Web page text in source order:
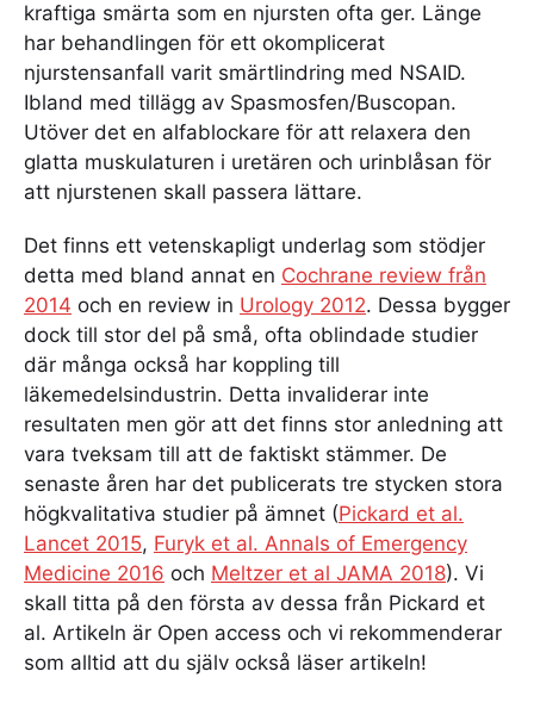
kraftiga smärta som en njursten ofta ger. Länge
har behandlingen för ett okomplicerat
njurstensanfall varit smärtlindring med NSAID.
Ibland med tillägg av Spasmosfen/Buscopan.
Utöver det en alfablockare för att relaxera den
glatta muskulaturen i uretären och urinblåsan för
att njurstenen skall passera lättare.
Det finns ett vetenskapligt underlag som stödjer
detta med bland annat en Cochrane review från
2014 och en review in Urology 2012. Dessa bygger
dock till stor del på små, ofta oblindade studier
där många också har koppling till
läkemedelsindustrin. Detta invaliderar inte
resultaten men gör att det finns stor anledning att
vara tveksam till att de faktiskt stämmer. De
senaste åren har det publicerats tre stycken stora
högkvalitativa studier på ämnet (Pickard et al.
Lancet 2015, Furyk et al. Annals of Emergency
Medicine 2016 och Meltzer et al JAMA 2018). Vi
skall titta på den första av dessa från Pickard et
al. Artikeln är Open access och vi rekommenderar
som alltid att du själv också läser artikeln!